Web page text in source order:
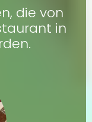
die von
in